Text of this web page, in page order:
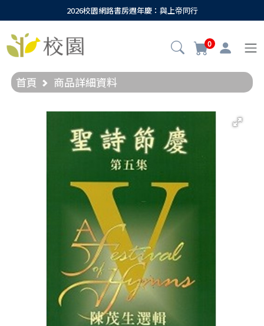
2026校園網路書房週年慶：與上帝同行
0
首頁 商品詳細資料